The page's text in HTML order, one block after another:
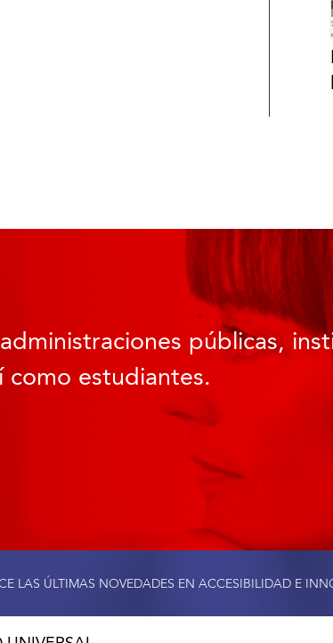
públicas,
como estudiantes.
LAS ÚLTIMAS NOVEDADES EN ACCESIBILIDAD E